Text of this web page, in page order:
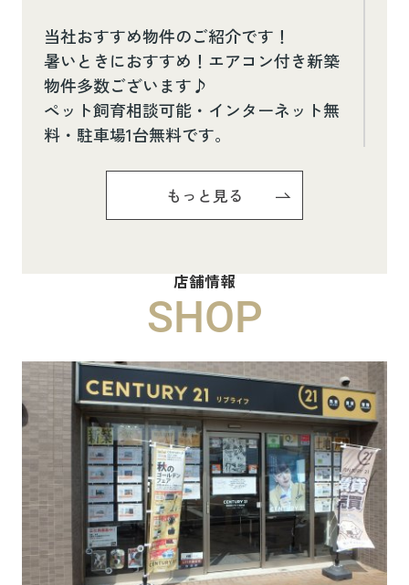
当社おすすめ物件のご紹介です！
暑いときにおすすめ！エアコン付き新築
物件多数ございます♪
ペット飼育相談可能・インターネット無
料・駐車場1台無料です。
Pure Ryuju Ⅱ101
ハイムメゾン白鳥台201
6.5万円
物件詳細へ
ハイムレトア飾東A103
7.4万円
物件詳細へ
もっと見る
店舗情報
SHOP